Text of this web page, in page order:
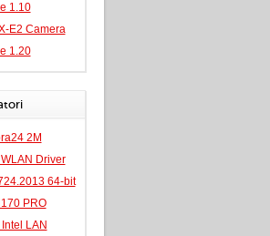
1.10
E2 Camera
1.20
2M
Driver
64-bit
PRO
LAN